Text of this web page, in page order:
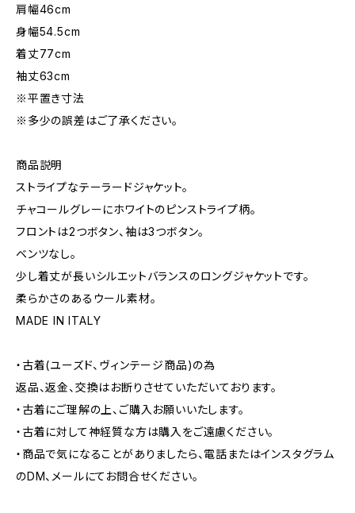
肩幅46cm
身幅54.5cm
着丈77cm
袖丈63cm
※平置き寸法
※多少の誤差はご了承ください。
商品説明
ストライプなテーラードジャケット。
チャコールグレーにホワイトのピンストライプ柄。
フロントは2つボタン、袖は3つボタン。
ベンツなし。
少し着丈が長いシルエットバランスのロングジャケットです。
柔らかさのあるウール素材。
MADE IN ITALY
・古着(ユーズド、ヴィンテージ商品)の為
返品、返金、交換はお断りさせていただいております。
・古着にご理解の上、ご購入お願いいたします。
・古着に対して神経質な方は購入をご遠慮ください。
・商品で気になることがありましたら、電話またはインスタグラム
のDM、メールにてお問合せください。